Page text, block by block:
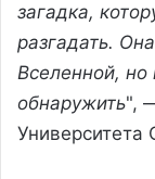
загадка,
разгадать.
Вселенной,
обнаружить",
Университета